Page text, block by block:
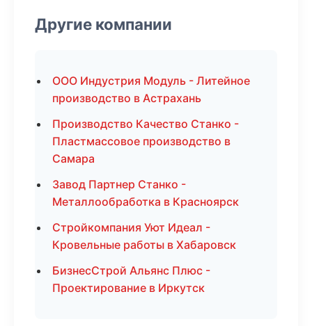
Другие компании
ООО Индустрия Модуль - Литейное
производство в Астрахань
Производство Качество Станко -
Пластмассовое производство в
Самара
Завод Партнер Станко -
Металлообработка в Красноярск
Стройкомпания Уют Идеал -
Кровельные работы в Хабаровск
БизнесСтрой Альянс Плюс -
Проектирование в Иркутск